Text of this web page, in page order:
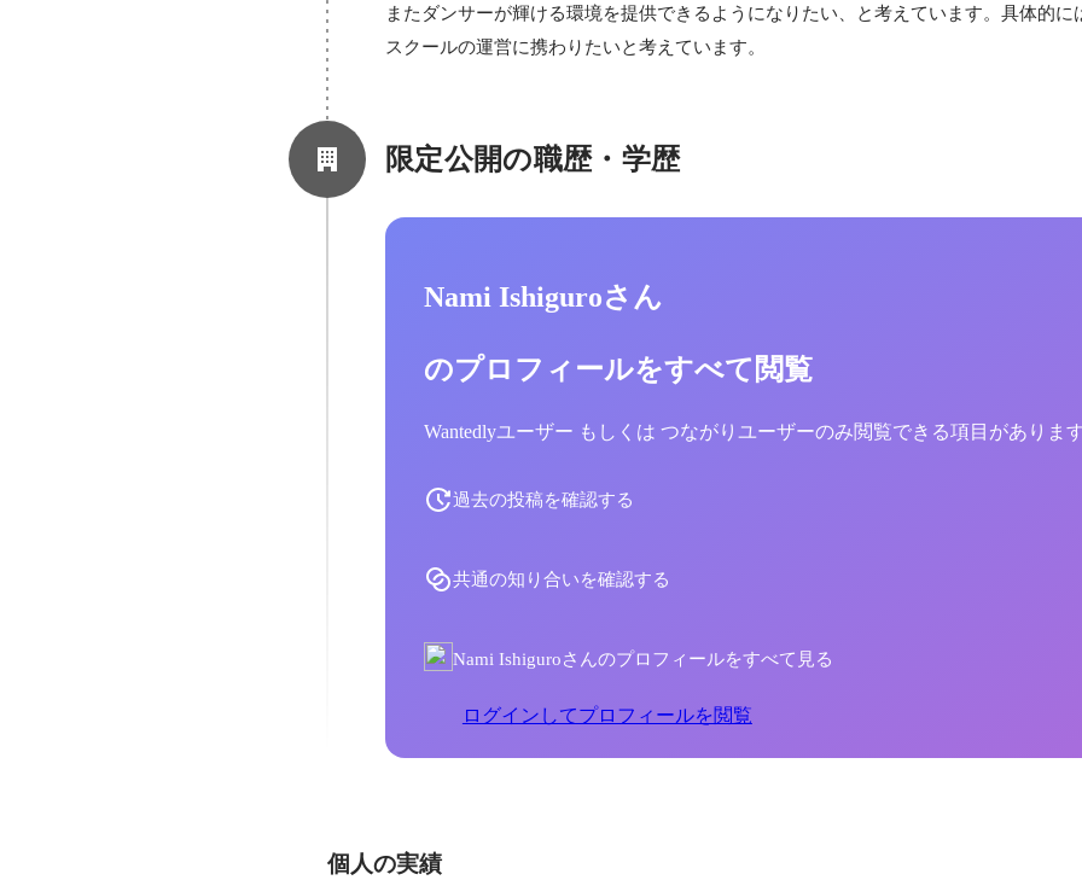
またダンサーが輝ける環境を提供できるようになりたい、と考えています。具体的に
スクールの運営に携わりたいと考えています。
限定公開の職歴・学歴
Nami Ishiguroさん
のプロフィールをすべて閲覧
Wantedlyユーザー もしくは つながりユーザーのみ閲覧できる項目がありま
過去の投稿を確認する
共通の知り合いを確認する
Nami Ishiguroさんのプロフィールをすべて見る
ログインしてプロフィールを閲覧
個人の実績